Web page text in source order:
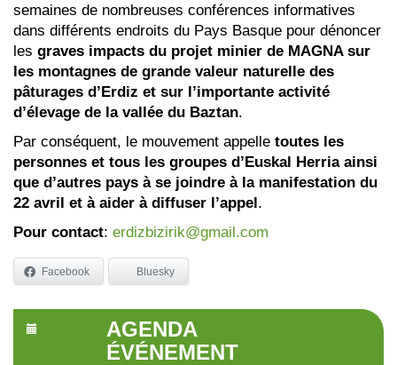
semaines de nombreuses conférences informatives
dans différents endroits du Pays Basque pour dénoncer
les graves impacts du projet minier de MAGNA sur
les montagnes de grande valeur naturelle des
pâturages d’Erdiz et sur l’importante activité
d’élevage de la vallée du Baztan.
Par conséquent, le mouvement appelle toutes les
personnes et tous les groupes d’Euskal Herria ainsi
que d’autres pays à se joindre à la manifestation du
22 avril et à aider à diffuser l’appel.
Pour contact: erdizbizirik@gmail.com
Facebook Bluesky
AGENDA
ÉVÉNEMENT